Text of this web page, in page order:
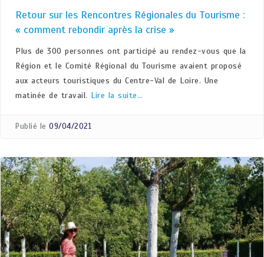
Retour sur les Rencontres Régionales du Tourisme :
« comment rebondir après la crise »
Plus de 300 personnes ont participé au rendez-vous que la
Région et le Comité Régional du Tourisme avaient proposé
aux acteurs touristiques du Centre-Val de Loire. Une
matinée de travail. Lire la suite…
Publié le 09/04/2021